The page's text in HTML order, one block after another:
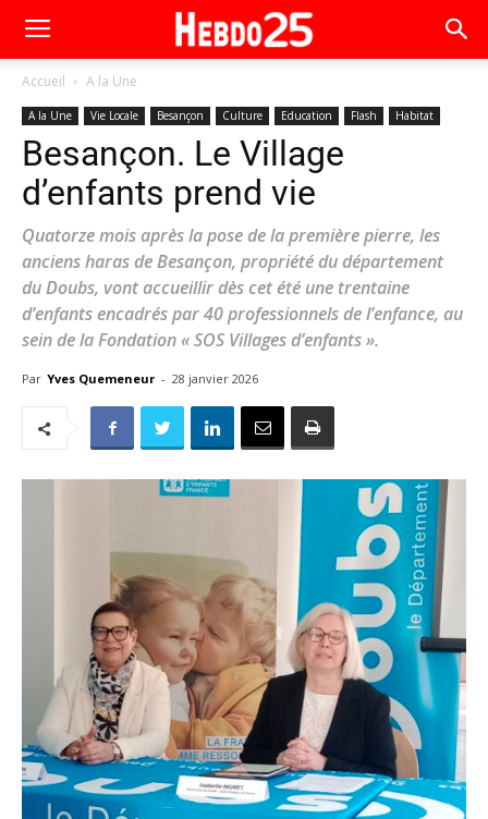
Accueil A la Une
A la Une Vie Locale Besançon Culture Education Flash Habitat
Besançon. Le Village
d’enfants prend vie
Quatorze mois après la pose de la première pierre, les
anciens haras de Besançon, propriété du département
du Doubs, vont accueillir dès cet été une trentaine
d’enfants encadrés par 40 professionnels de l’enfance, au
sein de la Fondation « SOS Villages d’enfants ».
Par Yves Quemeneur - 28 janvier 2026